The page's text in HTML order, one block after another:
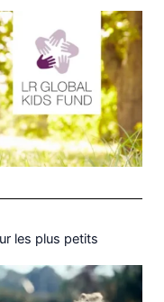
les plus petits